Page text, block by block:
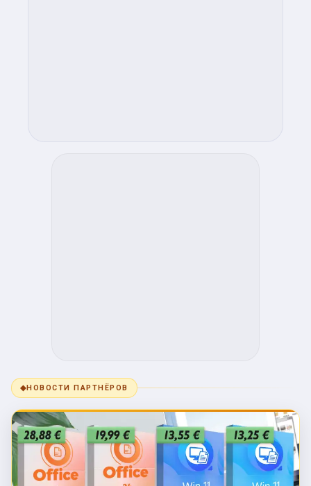
◆НОВОСТИ ПАРТНЁРОВ